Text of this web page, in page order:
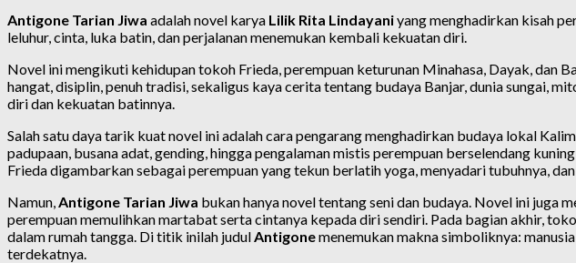
Antigone Tarian Jiwa adalah novel karya Lilik Rita Lindayaniyang menghadirkan kisah
leluhur, cinta, luka batin, dan perjalanan menemukan kembali kekuatan diri.
Novel ini mengikuti kehidupan tokoh Frieda, perempuan keturunan Minahasa, Dayak, dan
hangat, disiplin, penuh tradisi, sekaligus kaya cerita tentang budaya Banjar, dunia sungai,
diri dan kekuatan batinnya.
Salah satu daya tarik kuat novel ini adalah cara pengarang menghadirkan budaya lokal
padupaan, busana adat, gending, hingga pengalaman mistis perempuan berselendang
Frieda digambarkan sebagai perempuan yang tekun berlatih yoga, menyadari tubuhnya,
Namun, Antigone Tarian Jiwa bukan hanya novel tentang seni dan budaya. Novel ini juga
perempuan memulihkan martabat serta cintanya kepada diri sendiri. Pada bagian akhir,
dalam rumah tangga. Di titik inilah judul Antigonemenemukan makna simboliknya:
terdekatnya.